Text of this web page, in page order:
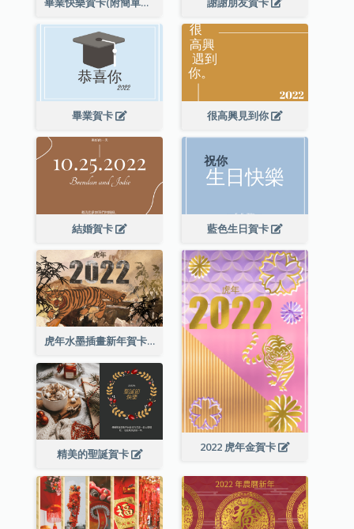
畢業賀卡 很高興見到你
結婚賀卡 藍色生日賀卡
虎年水墨插畫新年賀卡
2022 虎年金賀卡
精美的聖誕賀卡